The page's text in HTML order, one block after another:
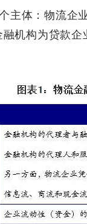
主体：物流企
机构为贷款企